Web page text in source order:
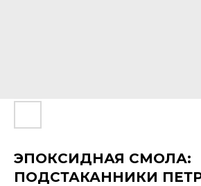
ЭПОКСИДНАЯ СМОЛА:
ПОДСТАКАННИКИ